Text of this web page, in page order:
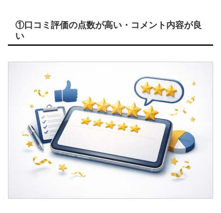
①口コミ評価の点数が高い・コメント内容が良
い